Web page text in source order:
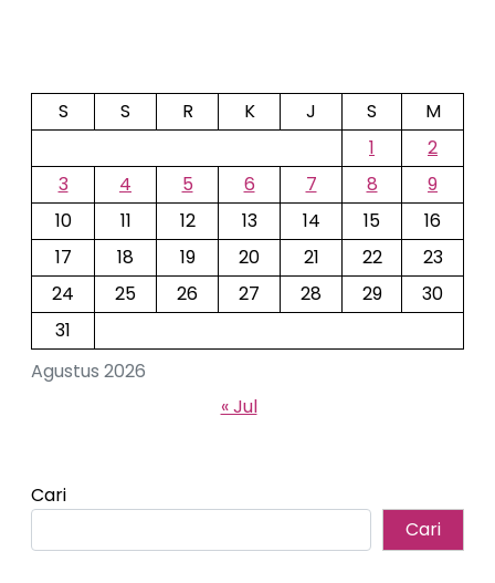
Agustus 2026
S S R K J S
M
1
2
3
4 5 6 7 8
9
10
11 12 13 14 15
16
17
18 19 20 21 22
23
24
25 26 27 28 29
30
31
« Jul
Cari
Cari